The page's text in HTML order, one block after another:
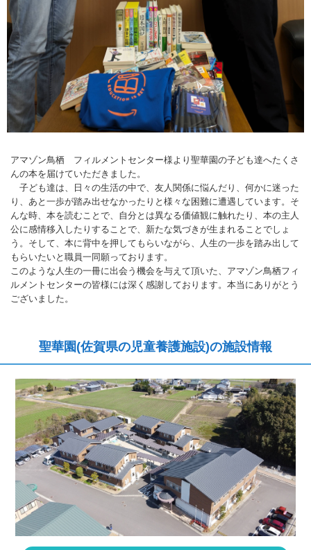
アマゾン鳥栖 フィルメントセンター様より聖華園の子ども達へたくさ
んの本を届けていただきました。
子ども達は、日々の生活の中で、友人関係に悩んだり、何かに迷った
り、あと一歩が踏み出せなかったりと様々な困難に遭遇しています。そ
んな時、本を読むことで、自分とは異なる価値観に触れたり、本の主人
公に感情移入したりすることで、新たな気づきが生まれることでしょ
う。そして、本に背中を押してもらいながら、人生の一歩を踏み出して
もらいたいと職員一同願っております。
このような人生の一冊に出会う機会を与えて頂いた、アマゾン鳥栖フィ
ルメントセンターの皆様には深く感謝しております。本当にありがとう
ございました。
聖華園(佐賀県の児童養護施設)の施設情報